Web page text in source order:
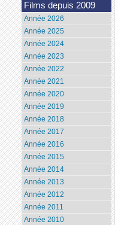
Films depuis 2009
Année 2026
Année 2025
Année 2024
Année 2023
Année 2022
Année 2021
Année 2020
Année 2019
Année 2018
Année 2017
Année 2016
Année 2015
Année 2014
Année 2013
Année 2012
Année 2011
Année 2010